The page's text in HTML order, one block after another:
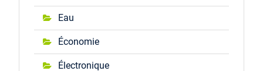
Eau
Économie
Électronique